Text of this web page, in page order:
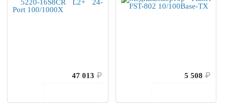
47 013 ₽
5 508 ₽